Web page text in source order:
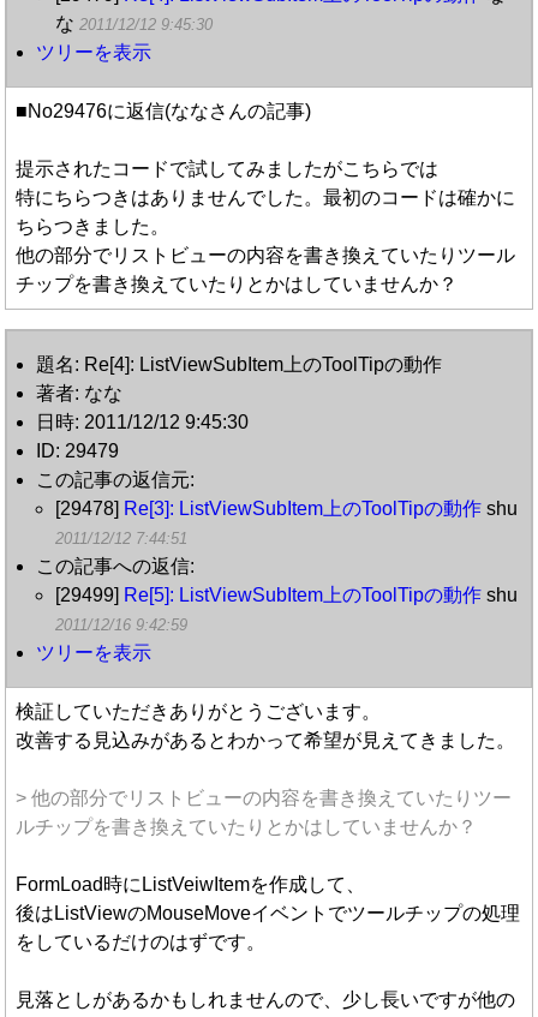
な 2011/12/12 9:45:30
ツリーを表示
■No29476に返信(ななさんの記事)
提示されたコードで試してみましたがこちらでは
特にちらつきはありませんでした。最初のコードは確かに
ちらつきました。
他の部分でリストビューの内容を書き換えていたりツール
チップを書き換えていたりとかはしていませんか？
題名: Re[4]: ListViewSubItem上のToolTipの動作
著者: なな
日時: 2011/12/12 9:45:30
ID: 29479
この記事の返信元:
[29478] Re[3]: ListViewSubItem上のToolTipの動作 shu
2011/12/12 7:44:51
この記事への返信:
[29499] Re[5]: ListViewSubItem上のToolTipの動作 shu
2011/12/16 9:42:59
ツリーを表示
検証していただきありがとうございます。
改善する見込みがあるとわかって希望が見えてきました。
> 他の部分でリストビューの内容を書き換えていたりツー
ルチップを書き換えていたりとかはしていませんか？
FormLoad時にListVeiwItemを作成して、
後はListViewのMouseMoveイベントでツールチップの処理
をしているだけのはずです。
見落としがあるかもしれませんので、少し長いですが他の